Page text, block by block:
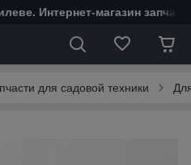
Интернет-магазин
для садовой техники